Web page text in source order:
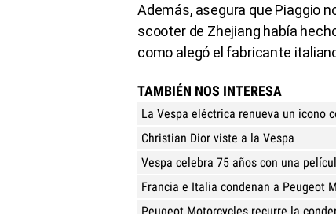
Además, asegura que Piaggio
scooter de Zhejiang había
como alegó el fabricante
TAMBIÉN NOS INTERESA
La Vespa eléctrica renueva un icono
Christian Dior viste a la Vespa
Vespa celebra 75 años con una
Francia e Italia condenan a Peugeot